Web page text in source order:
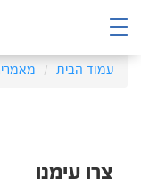
עמוד הבית
צרו עימנו